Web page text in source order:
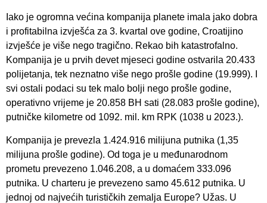
Iako je ogromna većina kompanija planete imala jako dobra
i profitabilna izvješća za 3. kvartal ove godine, Croatijino
izvješće je više nego tragično. Rekao bih katastrofalno.
Kompanija je u prvih devet mjeseci godine ostvarila 20.433
polijetanja, tek neznatno više nego prošle godine (19.999). I
svi ostali podaci su tek malo bolji nego prošle godine,
operativno vrijeme je 20.858 BH sati (28.083 prošle godine),
putničke kilometre od 1092. mil. km RPK (1038 u 2023.).
Kompanija je prevezla 1.424.916 milijuna putnika (1,35
milijuna prošle godine). Od toga je u međunarodnom
prometu prevezeno 1.046.208, a u domaćem 333.096
putnika. U charteru je prevezeno samo 45.612 putnika. U
jednoj od najvećih turističkih zemalja Europe? Užas. U